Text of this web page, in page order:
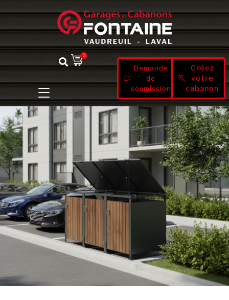
0
Demande
de
soumission
Créez
votre
cabanon